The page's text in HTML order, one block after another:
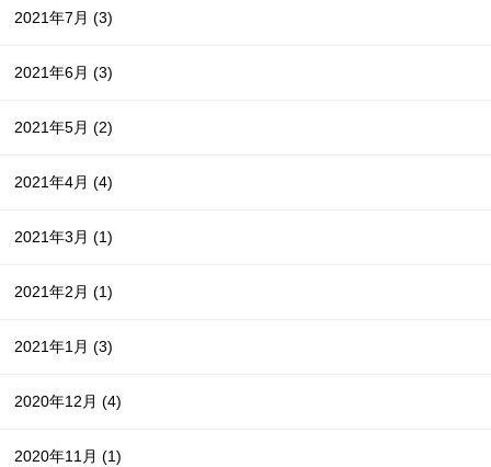
2021年7月(3)
2021年6月(3)
2021年5月(2)
2021年4月(4)
2021年3月(1)
2021年2月(1)
2021年1月(3)
2020年12月(4)
2020年11月(1)